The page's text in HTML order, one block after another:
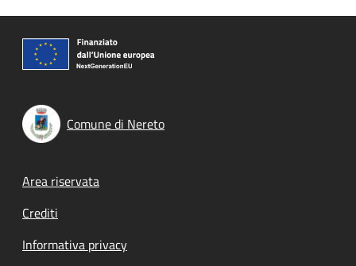
Comune di Nereto
Footer menu
Area riservata
Crediti
Informativa privacy